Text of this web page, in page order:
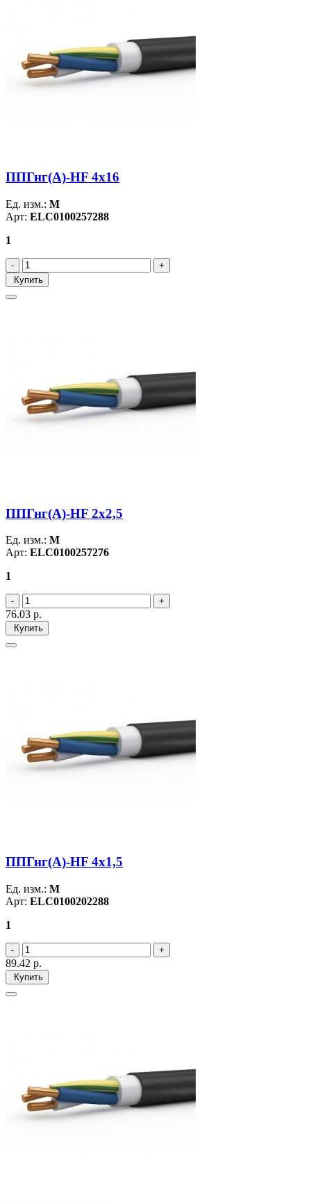
ППГнг(А)-HF 4х16
Ед. изм.: М
Арт: ELC0100257288
1
Купить
ППГнг(А)-HF 2х2,5
Ед. изм.: М
Арт: ELC0100257276
1
76.03 р.
Купить
ППГнг(А)-HF 4х1,5
Ед. изм.: М
Арт: ELC0100202288
1
89.42 р.
Купить